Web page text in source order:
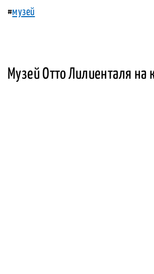
#музей
Музей Отто Лилиенталя на